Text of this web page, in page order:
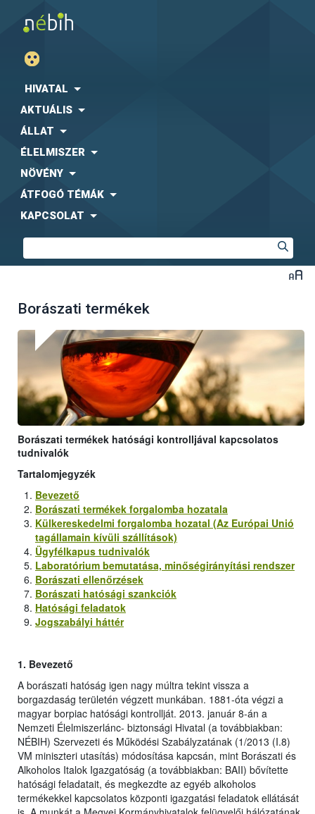
HIVATAL
AKTUÁLIS
ÁLLAT
ÉLELMISZER
NÖVÉNY
ÁTFOGÓ TÉMÁK
KAPCSOLAT
Borászati termékek
Borászati termékek hatósági kontrolljával kapcsolatos
tudnivalók
Tartalomjegyzék
Bevezető
Borászati termékek forgalomba hozatala
Külkereskedelmi forgalomba hozatal (Az Európai Unió
tagállamain kívüli szállítások)
Ügyfélkapus tudnivalók
Laboratórium bemutatása, minőségirányítási rendszer
Borászati ellenőrzések
Borászati hatósági szankciók
Hatósági feladatok
Jogszabályi háttér
1. Bevezető
A borászati hatóság igen nagy múltra tekint vissza a
borgazdaság területén végzett munkában. 1881-óta végzi a
magyar borpiac hatósági kontrollját. 2013. január 8-án a
Nemzeti Élelmiszerlánc- biztonsági Hivatal (a továbbiakban:
NÉBIH) Szervezeti és Működési Szabályzatának (1/2013 (I.8)
VM miniszteri utasítás) módosítása kapcsán, mint Borászati és
Alkoholos Italok Igazgatóság (a továbbiakban: BAII) bővítette
hatósági feladatait, és megkezdte az egyéb alkoholos
termékekkel kapcsolatos központi igazgatási feladatok ellátását